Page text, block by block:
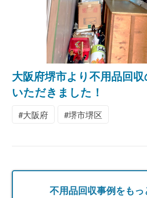
大阪府堺市より不用品回
いただきました！
大阪府 堺市堺区
不用品回収事例をもっ